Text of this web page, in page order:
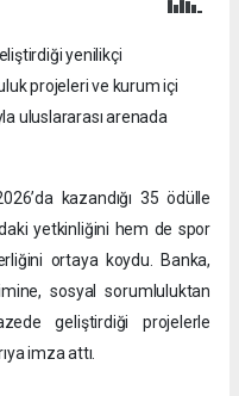
yenilikçi
projeleri ve kurum içi
uluslararası arenada
kazandığı 35 ödülle
yetkinliğini hem de spor
ortaya koydu. Banka,
sosyal sorumluluktan
geliştirdiği projelerle
imza attı.